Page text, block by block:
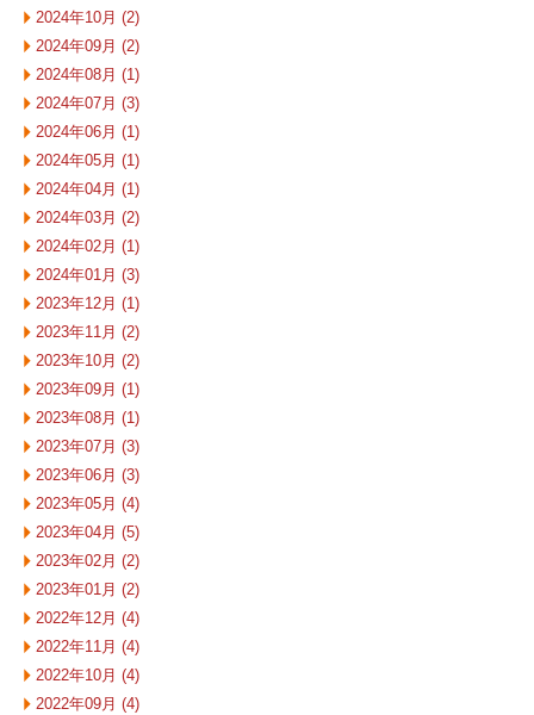
2024年10月 (2)
2024年09月 (2)
2024年08月 (1)
2024年07月 (3)
2024年06月 (1)
2024年05月 (1)
2024年04月 (1)
2024年03月 (2)
2024年02月 (1)
2024年01月 (3)
2023年12月 (1)
2023年11月 (2)
2023年10月 (2)
2023年09月 (1)
2023年08月 (1)
2023年07月 (3)
2023年06月 (3)
2023年05月 (4)
2023年04月 (5)
2023年02月 (2)
2023年01月 (2)
2022年12月 (4)
2022年11月 (4)
2022年10月 (4)
2022年09月 (4)